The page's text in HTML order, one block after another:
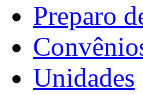
Preparo
Unidades